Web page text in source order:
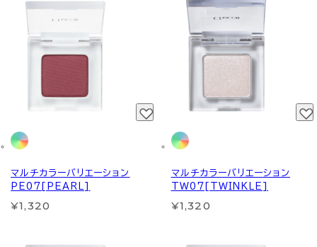
マルチカラーバリエーション
PE07[PEARL]
¥1,320
マルチカラーバリエーション
TW07[TWINKLE]
¥1,320